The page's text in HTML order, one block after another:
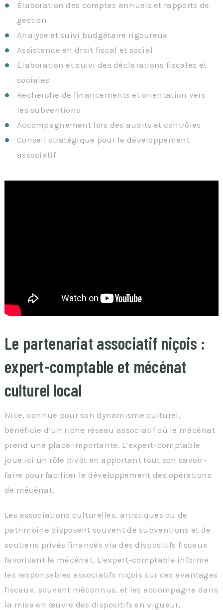
Élaboration des comptes annuels et rapports de
gestion
Analyse et suivi budgétaire rigoureux
Assistance en droit fiscal et social
Élaboration et suivi des déclarations fiscales et
sociales
Recherche de financements et orientation vers
les subventions
Accompagnement lors des audits et contrôles
Conseil stratégique pour le développement
associatif
Le partenariat associatif niçois :
expert-comptable et mécénat
culturel local
Nice, connue pour son dynamisme culturel,
bénéficie d’un riche réseau associatif où le mécénat
prend une place importante. L’expert-comptable
joue ici un rôle pivôt en apportant tout son savoir-
faire pour faciliter le développement des opérations
de mécénat.
Les associations culturelles, artistiques ou de
patrimoine disposent souvent de subventions et de
soutiens privés financés via des dispositifs fiscaux
favorisant le mécénat. L’expert-comptable informe
les responsables associatifs niçois sur ces avantages
fiscaux, souvent méconnus, et les accompagne dans
la mise en œuvre des dispositifs en vigueur,